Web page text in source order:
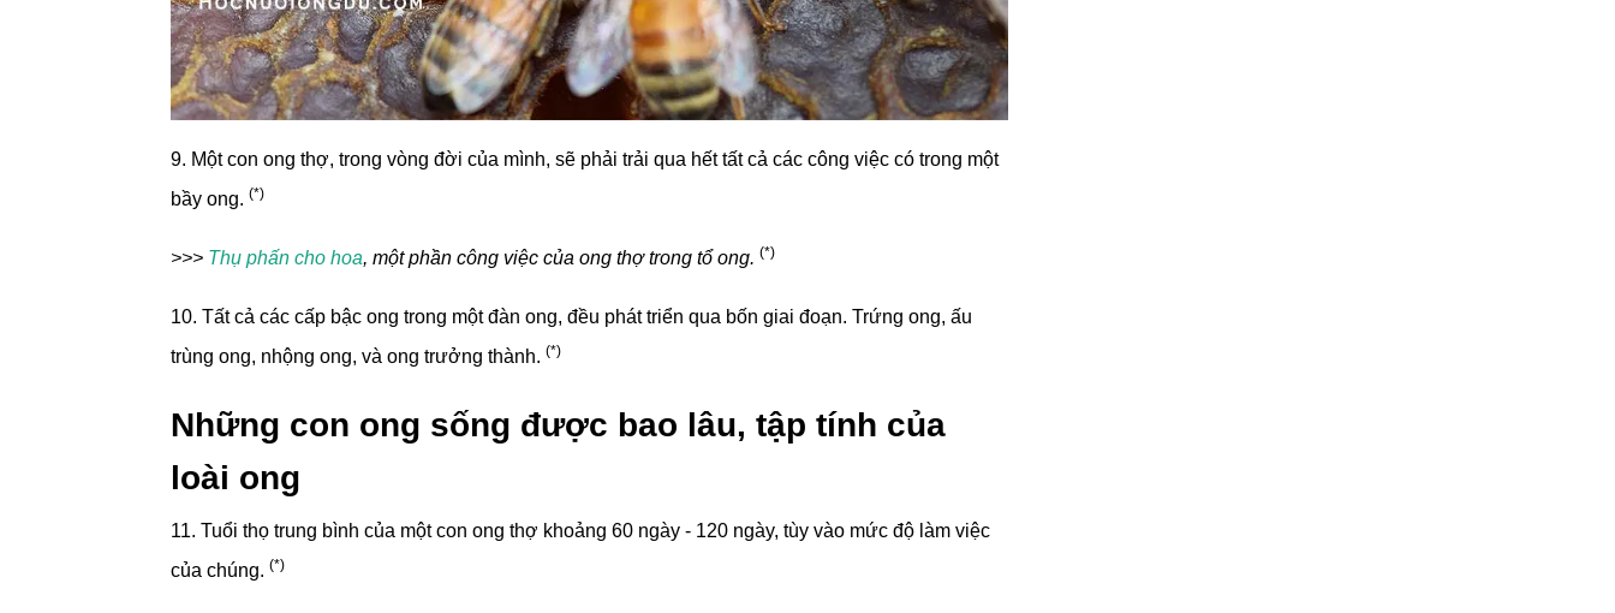
9. Một con ong thợ, trong vòng đời của mình, sẽ phải trải qua hết tất cả các công việc có trong một
bầy ong. (*)
>>> Thụ phấn cho hoa, một phần công việc của ong thợ trong tổ ong. (*)
10. Tất cả các cấp bậc ong trong một đàn ong, đều phát triển qua bốn giai đoạn. Trứng ong, ấu
trùng ong, nhộng ong, và ong trưởng thành. (*)
Những con ong sống được bao lâu, tập tính của
loài ong
11. Tuổi thọ trung bình của một con ong thợ khoảng 60 ngày - 120 ngày, tùy vào mức độ làm việc
của chúng. (*)